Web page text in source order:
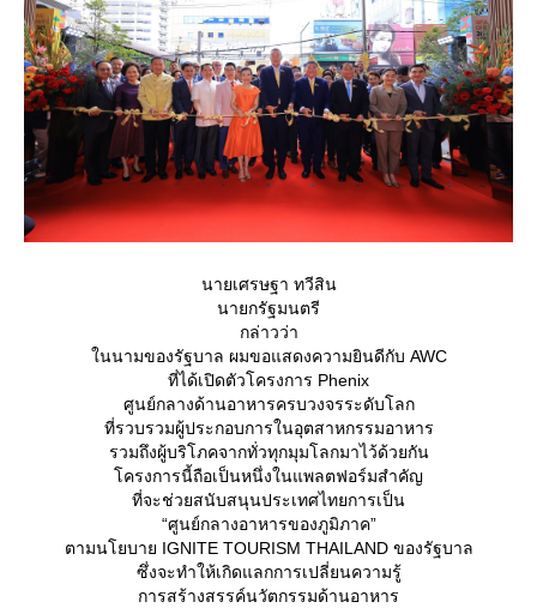
นายเศรษฐา ทวีสิน
นายกรัฐมนตรี
กล่าวว่า
นนามของรัฐบาล ผมขอแสดงความยินดีกับ AWC
ที่ได้เปิดตัวโครงการ Phenix
ศูนย์กลางด้านอาหารครบวงจรระดับโลก
ที่รวบรวมผู้ประกอบการในอุตสาหกรรมอาหาร
รวมถึงผู้บริโภคจากทั่วทุกมุมโลกมาไว้ด้วยกัน
ครงการนี้ถือเป็นหนึ่งในแพลตฟอร์มสำคัญ
ที่จะช่วยสนับสนุนประเทศไทยการเป็น
“ศูนย์กลางอาหารของภูมิภาค”
ตามนโยบาย IGNITE TOURISM THAILAND ของรัฐบาล
ซึ่งจะทำให้เกิดแลกการเปลี่ยนความรู้
การสร้างสรรค์นวัตกรรมด้านอาหาร